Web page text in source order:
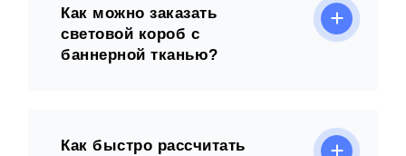
Как можно заказать
световой короб с
баннерной тканью?
Как быстро рассчитать